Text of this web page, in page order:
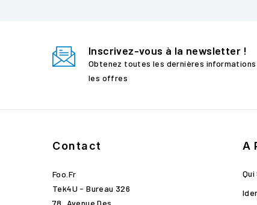
Inscrivez-vous à la newsletter !
Obtenez toutes les dernières
les offres
Contact
Foo.fr
Tek4U - Bureau 326
78, Avenue Des
A